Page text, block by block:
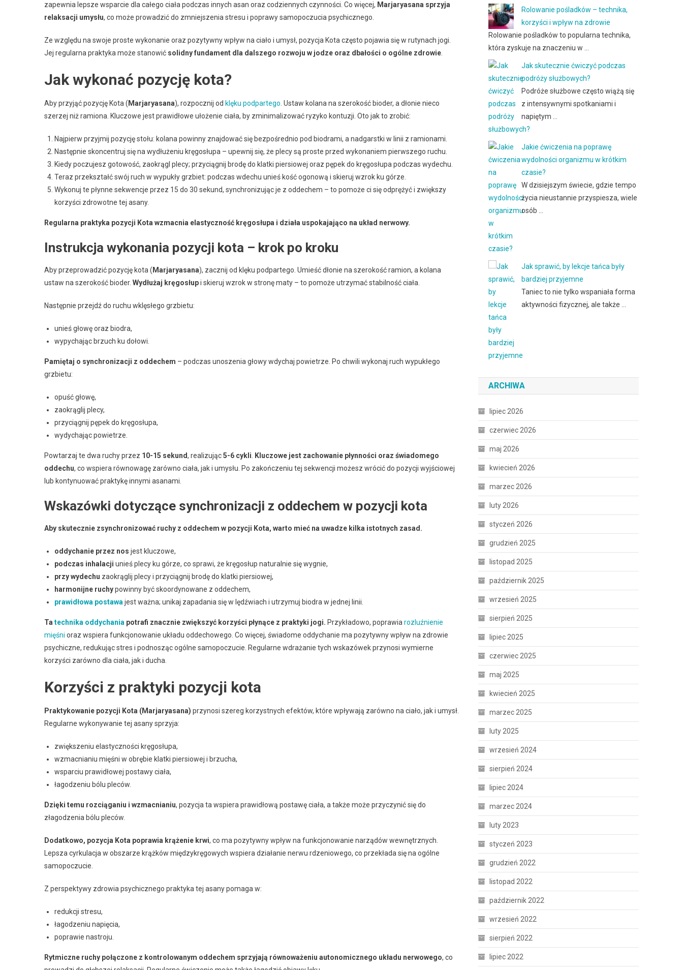
zapewnia lepsze wsparcie dla całego ciała podczas innych asan oraz codziennych czynności. Co więcej, Marjaryasana sprzyja
relaksacji umysłu, co może prowadzić do zmniejszenia stresu i poprawy samopoczucia psychicznego.
Ze względu na swoje proste wykonanie oraz pozytywny wpływ na ciało i umysł, pozycja Kota często pojawia się w rutynach jogi.
Jej regularna praktyka może stanowić solidny fundament dla dalszego rozwoju w jodze oraz dbałości o ogólne zdrowie
Jak wykonać pozycję kota?
Aby przyjąć pozycję Kota ( Marjaryasana), rozpocznij od klęku podpartego . Ustaw kolana na szerokość bioder, a dłonie nieco
szerzej niż ramiona. Kluczowe jest prawidłowe ułożenie ciała, by zminimalizować ryzyko kontuzji. Oto jak to zrobić:
Najpierw przyjmij pozycję stołu: kolana powinny znajdować się bezpośrednio pod biodrami, a nadgarstki w linii z ramionami.
Następnie skoncentruj się na wydłużeniu kręgosłupa – upewnij się, że plecy są proste przed wykonaniem pierwszego ruchu.
Kiedy poczujesz gotowość, zaokrągl plecy; przyciągnij brodę do klatki piersiowej oraz pępek do kręgosłupa podczas wydechu.
Teraz przekształć swój ruch w wypukły grzbiet: podczas wdechu unieś kość ogonową i skieruj wzrok ku górze.
Wykonuj te płynne sekwencje przez 15 do 30 sekund, synchronizując je z oddechem – to pomoże ci się odprężyć i zwiększy
korzyści zdrowotne tej asany.
Regularna praktyka pozycji Kota wzmacnia elastyczność kręgosłupa i działa uspokajająco na układ nerwowy.
Instrukcja wykonania pozycji kota – krok po kroku
Aby przeprowadzić pozycję kota ( Marjaryasana), zacznij od klęku podpartego. Umieść dłonie na szerokość ramion, a kolana
ustaw na szerokość bioder. Wydłużaj kręgosłupi skieruj wzrok w stronę maty – to pomoże utrzymać stabilność ciała.
Następnie przejdź do ruchu wklęsłego grzbietu:
unieś głowę oraz biodra,
wypychając brzuch ku dołowi.
Pamiętaj o synchronizacji z oddechem – podczas unoszenia głowy wdychaj powietrze. Po chwili wykonaj ruch wypukłego
grzbietu:
opuść głowę,
zaokrąglij plecy,
przyciągnij pępek do kręgosłupa,
wydychając powietrze.
Powtarzaj te dwa ruchy przez 10-15 sekund, realizując5-6 cykli
Kluczowe jest zachowanie płynności oraz świadomego
oddechu, co wspiera równowagę zarówno ciała, jak i umysłu. Po zakończeniu tej sekwencji możesz wrócić do pozycji wyjściowej
lub kontynuować praktykę innymi asanami.
Wskazówki dotyczące synchronizacji z oddechem w pozycji kota
Aby skutecznie zsynchronizować ruchy z oddechem w pozycji Kota, warto mieć na uwadze kilka istotnych zasad.
oddychanie przez nos jest kluczowe,
podczas inhalacji unieś plecy ku górze, co sprawi, że kręgosłup naturalnie się wygnie,
przy wydechu zaokrąglij plecy i przyciągnij brodę do klatki piersiowej,
harmonijne ruchypowinny być skoordynowane z oddechem,
prawidłowa postawa jest ważna; unikaj zapadania się w lędźwiach i utrzymuj biodra w jednej linii.
Ta technika oddychania potrafi znacznie zwiększyć korzyści płynące z praktyki jogi. Przykładowo, poprawia rozluźnienie
mięśni oraz wspiera funkcjonowanie układu oddechowego. Co więcej, świadome oddychanie ma pozytywny wpływ na zdrowie
psychiczne, redukując stres i podnosząc ogólne samopoczucie. Regularne wdrażanie tych wskazówek przynosi wymierne
korzyści zarówno dla ciała, jak i ducha.
Korzyści z praktyki pozycji kota
Praktykowanie pozycji Kota (Marjaryasana) przynosi szereg korzystnych efektów, które wpływają zarówno na ciało, jak i umysł.
Regularne wykonywanie tej asany sprzyja:
zwiększeniu elastyczności kręgosłupa,
wzmacnianiu mięśni w obrębie klatki piersiowej i brzucha,
wsparciu prawidłowej postawy ciała,
łagodzeniu bólu pleców.
Dzięki temu rozciąganiu i wzmacnianiu, pozycja ta wspiera prawidłową postawę ciała, a także może przyczynić się do
złagodzenia bólu pleców.
Dodatkowo, pozycja Kota poprawia krążenie krwi, co ma pozytywny wpływ na funkcjonowanie narządów wewnętrznych.
Lepsza cyrkulacja w obszarze krążków międzykręgowych wspiera działanie nerwu rdzeniowego, co przekłada się na ogólne
samopoczucie.
Z perspektywy zdrowia psychicznego praktyka tej asany pomaga w:
redukcji stresu,
łagodzeniu napięcia,
poprawie nastroju.
Rytmiczne ruchy połączone z kontrolowanym oddechem sprzyjają równoważeniu autonomicznego układu nerwowego, co
Rolowanie pośladków – technika,
korzyści i wpływ na zdrowie
Rolowanie pośladków to popularna technika,
która zyskuje na znaczeniu w …
Jak skutecznie ćwiczyć podczas
podróży służbowych?
Podróże służbowe często wiążą się
z intensywnymi spotkaniami i
napiętym …
Jakie ćwiczenia na poprawę
wydolności organizmu w krótkim
czasie?
W dzisiejszym świecie, gdzie tempo
życia nieustannie przyspiesza, wiele
osób …
Jak sprawić, by lekcje tańca były
bardziej przyjemne
Taniec to nie tylko wspaniała forma
aktywności fizycznej, ale także …
ARCHIWA
lipiec 2026
czerwiec 2026
maj 2026
kwiecień 2026
marzec 2026
luty 2026
styczeń 2026
grudzień 2025
listopad 2025
październik 2025
wrzesień 2025
sierpień 2025
lipiec 2025
czerwiec 2025
maj 2025
kwiecień 2025
marzec 2025
luty 2025
wrzesień 2024
sierpień 2024
lipiec 2024
marzec 2024
luty 2023
styczeń 2023
grudzień 2022
listopad 2022
październik 2022
wrzesień 2022
sierpień 2022
lipiec 2022